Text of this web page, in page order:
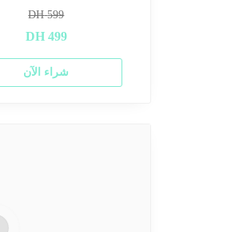
599
DH
499
DH
شراء الآن